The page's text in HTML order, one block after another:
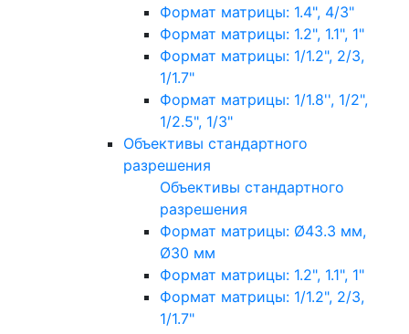
Формат матрицы: 1.4", 4/3"
Формат матрицы: 1.2", 1.1", 1"
Формат матрицы: 1/1.2", 2/3,
1/1.7"
Формат матрицы: 1/1.8'', 1/2",
1/2.5", 1/3"
Объективы стандартного
разрешения
Объективы стандартного
разрешения
Формат матрицы: Ø43.3 мм,
Ø30 мм
Формат матрицы: 1.2", 1.1", 1"
Формат матрицы: 1/1.2", 2/3,
1/1.7"